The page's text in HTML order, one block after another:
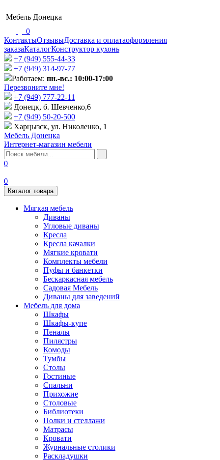
Мебель Донецка
0
КонтактыОтзывыДоставка и оплатаоформления
заказаКаталогКонструктор кухонь
+7 (949) 555-44-33
+7 (949) 314-97-77
Работаем: пн.-вс.: 10:00-17:00
Перезвоните мне!
+7 (‎949) 777-22-11
Донецк, б. Шевченко,6
+7 (949) 50-20-500
Харцызск, ул. Николенко, 1
Мебель Донецка
Интернет-магазин мебели
0
0
Каталог товара
Мягкая мебель
Диваны
Угловые диваны
Кресла
Кресла качалки
Мягкие кровати
Комплекты мебели
Пуфы и банкетки
Бескаркасная мебель
Садовая Мебель
Диваны для заведений
Мебель для дома
Шкафы
Шкафы-купе
Пеналы
Пилястры
Комоды
Тумбы
Столы
Гостиные
Спальни
Прихожие
Столовые
Библиотеки
Полки и стеллажи
Матрасы
Кровати
Журнальные столики
Раскладушки